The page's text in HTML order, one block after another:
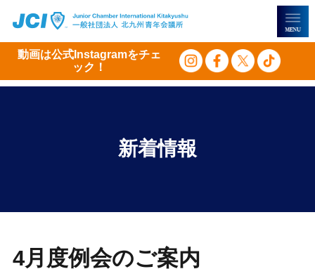
動画は公式Instagramをチェ
ック！
新着情報
4月度例会のご案内